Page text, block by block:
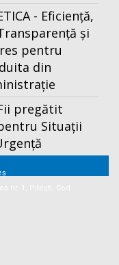
- Eficiență,
și
pentru
din
pregătit
Situații